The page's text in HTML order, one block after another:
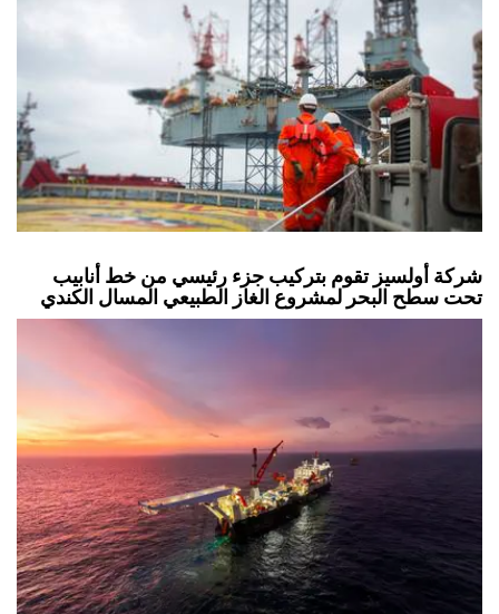
شركة أولسيز تقوم بتركيب جزء رئيسي من خط أنابيب
تحت سطح البحر لمشروع الغاز الطبيعي المسال الكندي